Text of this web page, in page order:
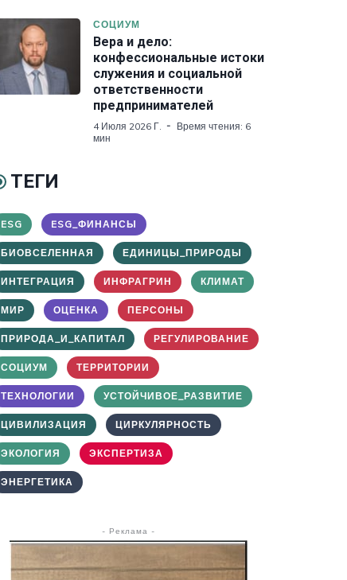
СОЦИУМ
Вера и дело:
конфессиональные истоки
служения и социальной
ответственности
предпринимателей
4 Июля 2026 Г.
Время чтения: 6
мин
ТЕГИ
ESG ESG_ФИНАНСЫ
БИОВСЕЛЕННАЯ ЕДИНИЦЫ_ПРИРОДЫ
ИНТЕГРАЦИЯ ИНФРАГРИН КЛИМАТ
МИР ОЦЕНКА ПЕРСОНЫ
ПРИРОДА_И_КАПИТАЛ РЕГУЛИРОВАНИЕ
СОЦИУМ ТЕРРИТОРИИ
ТЕХНОЛОГИИ УСТОЙЧИВОЕ_РАЗВИТИЕ
ЦИВИЛИЗАЦИЯ ЦИРКУЛЯРНОСТЬ
ЭКОЛОГИЯ ЭКСПЕРТИЗА
ЭНЕРГЕТИКА
- Реклама -